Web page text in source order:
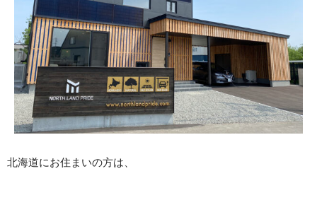
北海道にお住まいの方は、